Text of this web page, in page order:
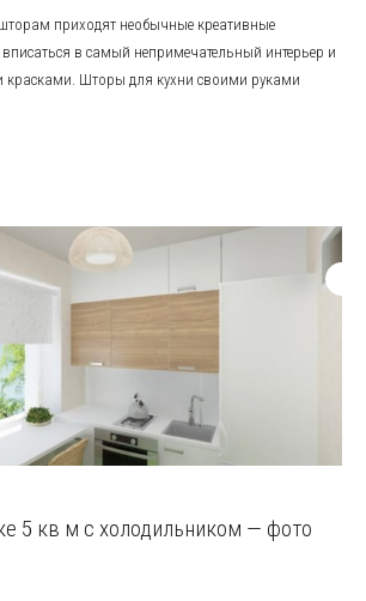
приходят необычные креативные
в самый непримечательный интерьер и
красками. Шторы для кухни своими руками
5 кв м с холодильником — фото